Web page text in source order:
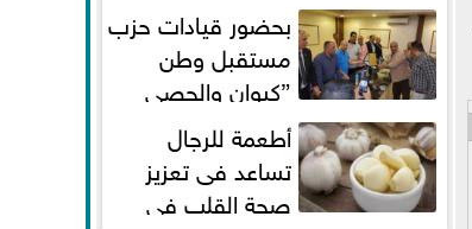
بحضور قيادات حزب
مستقبل وطن
”كيوان والحصي
والتمامي وابوحجازي وعيسي” أمانه
كفر...
أطعمة للرجال
تساعد فى تعزيز
صحة القلب فى